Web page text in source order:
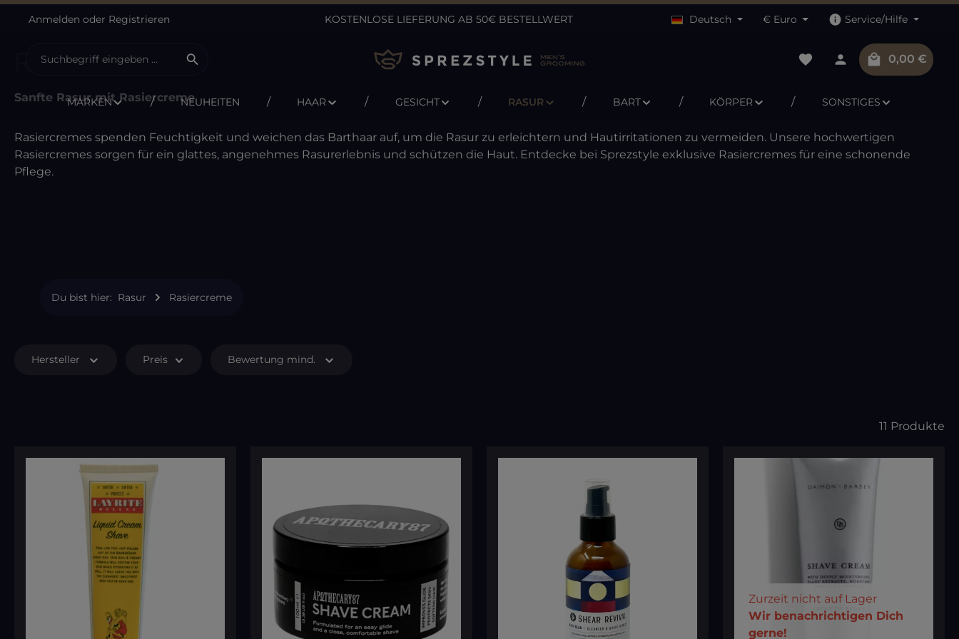
Hauptinhalt springen
Zur Suche springen
Zur Hauptnavigation springen
Anmelden oder Registrieren KOSTENLOSE LIEFERUNG AB 50€ BESTELLWERT Deutsch € Euro Service/Hilfe
Du hast 0 Produkte auf dem
0,00 €
MARKEN NEUHEITEN HAAR GESICHT RASUR BART KÖRPER SONSTIGES
Rasiercreme
Sanfte Rasur mit Rasiercreme
Rasiercremes spenden Feuchtigkeit und weichen das Barthaar auf, um die Rasur zu erleichtern und Hautirritationen zu vermeiden. Unsere hochwertigen
Rasiercremes sorgen für ein glattes, angenehmes Rasurerlebnis und schützen die Haut. Entdecke bei Sprezstyle exklusive Rasiercremes für eine schonende
Pflege.
Du bist hier: Rasur Rasiercreme
Hersteller Preis Bewertung mind.
11 Produkte
Zurzeit nicht auf Lager
Wir benachrichtigen Dich
gerne!
Deine E-Mail